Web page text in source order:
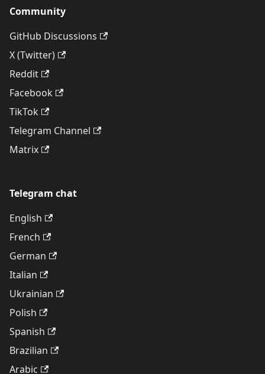
Community
GitHub Discussions
X (Twitter)
Reddit
Facebook
TikTok
Telegram Channel
Matrix
Telegram chat
English
French
German
Italian
Ukrainian
Polish
Spanish
Brazilian
Arabic